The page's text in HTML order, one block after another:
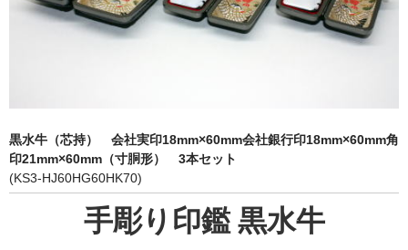
印鑑の書体
印鑑ケース
お客様の声
ご利用案内
お問い合わせ
黒水牛（芯持） 会社実印18mm×60mm会社銀行印18mm×60mm角
印21mm×60mm（寸胴形） 3本セット
(KS3-HJ60HG60HK70)
手彫り印鑑 黒水牛